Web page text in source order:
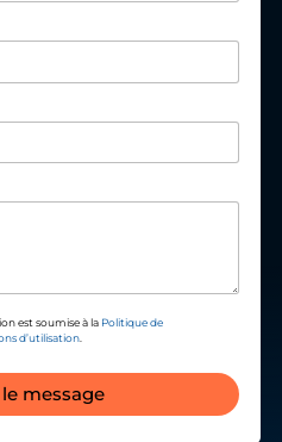
est soumise à la Politique de
d’utilisation.
message